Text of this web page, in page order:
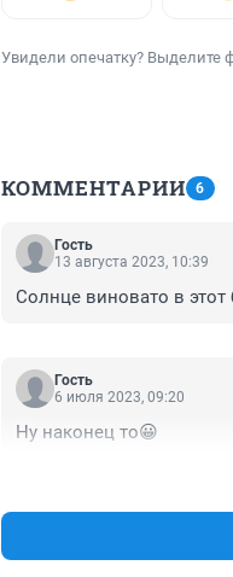
Увидели опечатку? Выделите
КОММЕНТАРИИ 6
Гость
13 августа 2023, 10:39
Солнце виновато в этот
Гость
6 июля 2023, 09:20
Ну наконец то😀